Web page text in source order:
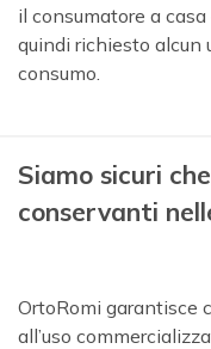
il consumatore a
quindi richiesto alcun
consumo.
Siamo sicuri
conservanti
OrtoRomi garantisce
all’uso